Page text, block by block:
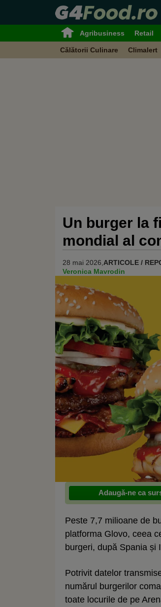
Agribusiness Retail
Călătorii Culinare Climalert
Un burger la
mondial al
28 mai 2026, ARTICOLE /
Veronica Mavrodin
Adaugă-ne ca
Peste 7,7 milioane de
platforma Glovo, ceea
burgeri, după Spania și
Potrivit datelor
numărul burgerilor
toate locurile de pe